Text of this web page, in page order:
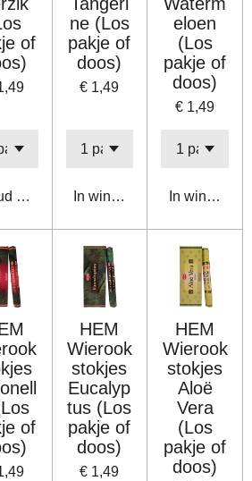
of
mij op de hoogte
ne (Los
pakje of
doos)
€ 1,49
In winkelwagen
eloen
(Los
pakje of
doos)
€ 1,49
In
of
HEM
Wierook
stokjes
Eucalyp
tus (Los
pakje of
doos)
€ 1,49
HEM
Wierook
stokjes
Aloë
Vera
(Los
pakje of
doos)